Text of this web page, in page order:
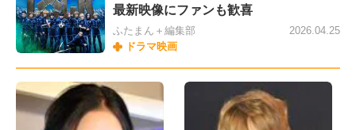
最新映像にファンも歓喜
ふたまん＋編集部
ドラマ映画
2026.04.25